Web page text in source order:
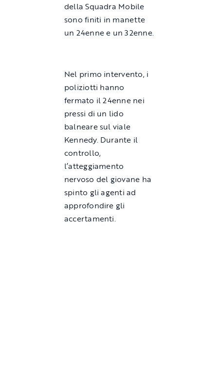
della Squadra Mobile
sono finiti in manette
un 24enne e un 32enne.
Nel primo intervento, i
poliziotti hanno
fermato il 24enne nei
pressi di un lido
balneare sul viale
Kennedy. Durante il
controllo,
l’atteggiamento
nervoso del giovane ha
spinto gli agenti ad
approfondire gli
accertamenti.